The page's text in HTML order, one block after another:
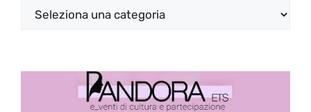
Categorie